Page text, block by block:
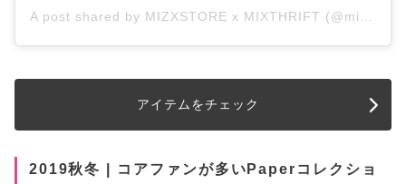
アイテムをチェック
2019秋冬 | コアファンが多いPaperコレクショ